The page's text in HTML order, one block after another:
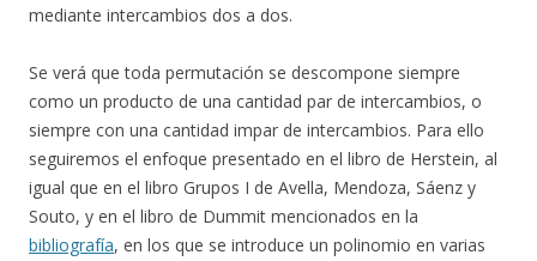
mediante intercambios dos a dos.
Se verá que toda permutación se descompone siempre
como un producto de una cantidad par de intercambios, o
siempre con una cantidad impar de intercambios. Para ello
seguiremos el enfoque presentado en el libro de Herstein, al
igual que en el libro Grupos I de Avella, Mendoza, Sáenz y
Souto, y en el libro de Dummit mencionados en la
bibliografía, en los que se introduce un polinomio en varias